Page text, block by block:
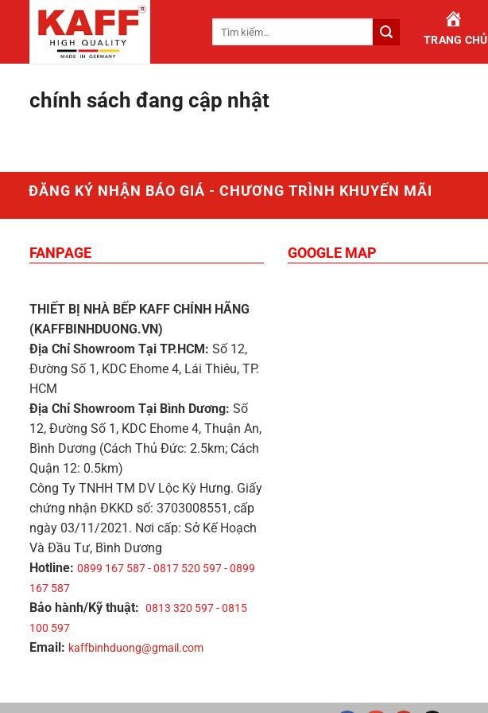
Chuyển
dung
TRANG CHỦ
chính sách đang cập nhật
ĐĂNG KÝ NHẬN BÁO GIÁ - CHƯƠNG TRÌNH KHUYẾN MÃI
FANPAGE
THIẾT BỊ NHÀ BẾP KAFF CHÍNH HÃNG
(KAFFBINHDUONG.VN)
Địa Chỉ Showroom Tại TP.HCM: Số 12,
Đường Số 1, KDC Ehome 4, Lái Thiêu, TP.
HCM
Địa Chỉ Showroom Tại Bình Dương: Số
12, Đường Số 1, KDC Ehome 4, Thuận An,
Bình Dương (Cách Thủ Đức: 2.5km; Cách
Quận 12: 0.5km)
Công Ty TNHH TM DV Lộc Kỳ Hưng. Giấy
chứng nhận ĐKKD số: 3703008551, cấp
ngày 03/11/2021. Nơi cấp: Sở Kế Hoạch
Và Đầu Tư, Bình Dương
Hotline: 0899 167 587 - 0817 520 597 - 0899
167 587
Bảo hành/Kỹ thuật: 0813 320 597 - 0815
100 597
Email: kaffbinhduong@gmail.com
GOOGLE MAP